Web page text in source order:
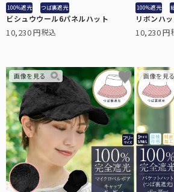
傘袋
折りたたみ日傘用の傘袋です。
キッズ用日傘
日差しの影響を受けやすいお子様用の日傘。
キッズ用
シューズ
こちらから全てのUVカットウェアをご覧頂
全てのサングラス
こちらから全てのメラニンサングラスをご覧
100%遮光 つば裏遮光
ビシュウウール6パネルハット
10,230 税込
100%遮光
リボンハ
10,230